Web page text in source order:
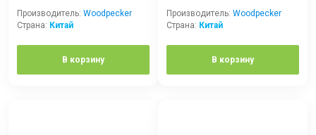
Производитель: Woodpecker
Страна: Китай
В корзину
Производитель: Woodpecker
Страна: Китай
В корзину